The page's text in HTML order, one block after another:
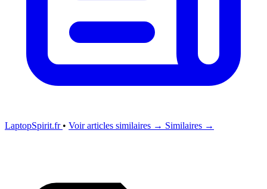
LaptopSpirit.fr • Voir articles similaires → Similaires →